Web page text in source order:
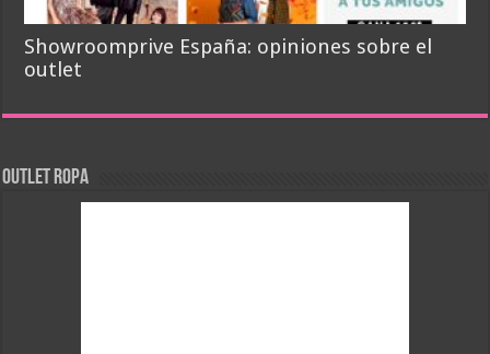
Showroomprive España: opiniones sobre el
outlet
Outlet Ropa